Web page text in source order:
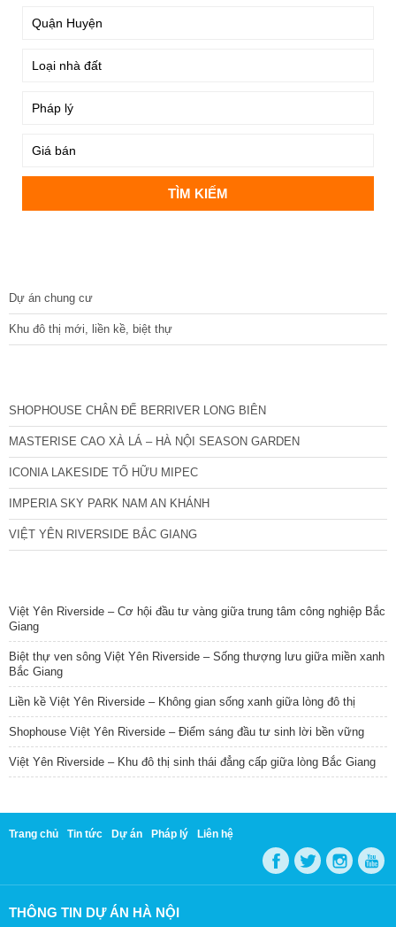
Dự án chung cư
Khu đô thị mới, liền kề, biệt thự
SHOPHOUSE CHÂN ĐẾ BERRIVER LONG BIÊN
MASTERISE CAO XÀ LÁ – HÀ NỘI SEASON GARDEN
ICONIA LAKESIDE TỐ HỮU MIPEC
IMPERIA SKY PARK NAM AN KHÁNH
VIỆT YÊN RIVERSIDE BẮC GIANG
Việt Yên Riverside – Cơ hội đầu tư vàng giữa trung tâm công nghiệp Bắc
Giang
Biệt thự ven sông Việt Yên Riverside – Sống thượng lưu giữa miền xanh
Bắc Giang
Liền kề Việt Yên Riverside – Không gian sống xanh giữa lòng đô thị
Shophouse Việt Yên Riverside – Điểm sáng đầu tư sinh lời bền vững
Việt Yên Riverside – Khu đô thị sinh thái đẳng cấp giữa lòng Bắc Giang
Trang chủ Tin tức Dự án Pháp lý Liên hệ
THÔNG TIN DỰ ÁN HÀ NỘI